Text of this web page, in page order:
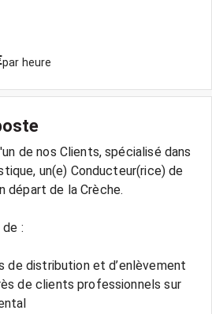
par heure
de nos Clients, spécialisé dans
un(e) Conducteur(rice) de
départ de la Crèche.
:
de distribution et d’enlèvement
de clients professionnels sur